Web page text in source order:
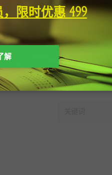
快速搜索
限时优惠 499
解